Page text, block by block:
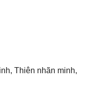
Thiên nhãn minh,